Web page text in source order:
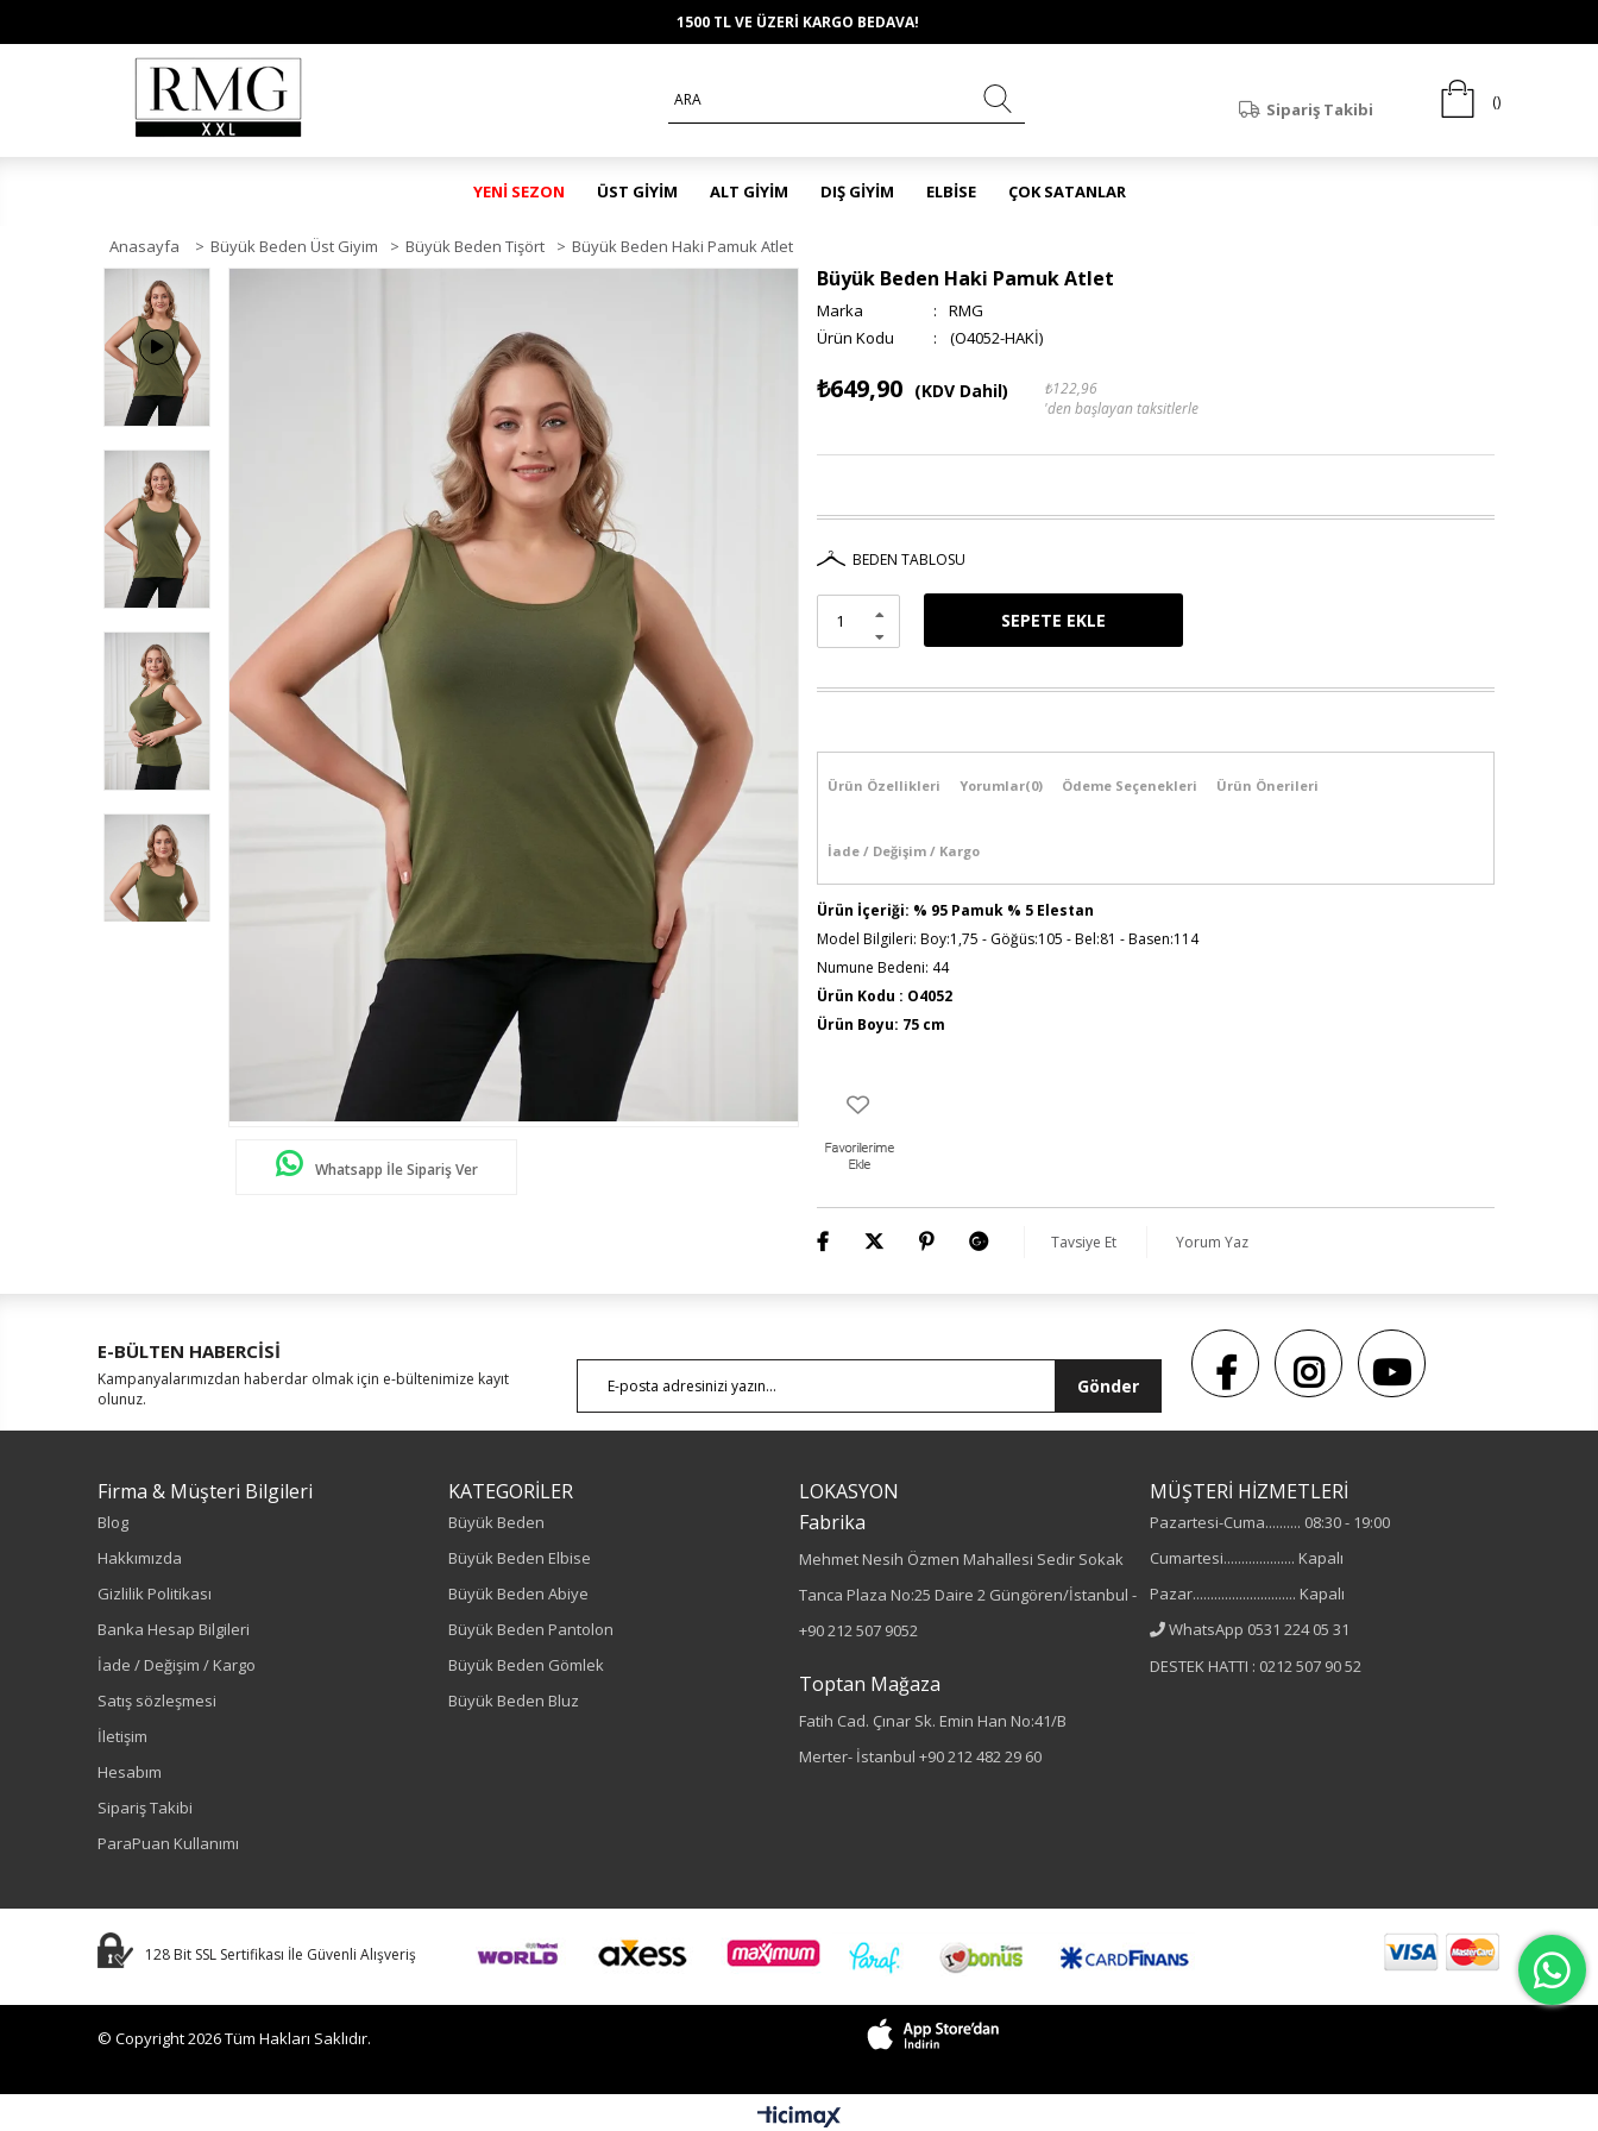
1500 TL VE ÜZERİ KARGO BEDAVA!
Sipariş Takibi
YENİ SEZON ÜST GİYİM ALT GİYİM DIŞ GİYİM ELBİSE ÇOK SATANLAR
Anasayfa > Büyük Beden Üst Giyim > Büyük Beden Tişört > Büyük Beden Haki Pamuk Atlet
Whatsapp İle Sipariş Ver
Büyük Beden Haki Pamuk Atlet
Marka :
RMG
(O4052-HAKİ)
₺649,90 (KDV Dahil)
₺122,96
'den başlayan taksitlerle
BEDEN TABLOSU
Ürün Özellikleri Yorumlar(0) Ödeme Seçenekleri Ürün Önerileri
İade / Değişim / Kargo
Ürün İçeriği: % 95 Pamuk % 5 Elestan
Model Bilgileri: Boy:1,75 - Göğüs:105 - Bel:81 - Basen:114
Numune Bedeni: 44
Ürün Kodu : O4052
Ürün Boyu: 75 cm
Sezon
Tavsiye Et Yorum Yaz
E-BÜLTEN HABERCİSİ
Kampanyalarımızdan haberdar olmak için e-bültenimize kayıt
olunuz.
Gönder
Firma & Müşteri Bilgileri
Blog
Hakkımızda
Gizlilik Politikası
Banka Hesap Bilgileri
İade / Değişim / Kargo
Satış sözleşmesi
İletişim
Hesabım
Sipariş Takibi
ParaPuan Kullanımı
KATEGORİLER
Büyük Beden
Büyük Beden Elbise
Büyük Beden Abiye
Büyük Beden Pantolon
Büyük Beden Gömlek
Büyük Beden Bluz
LOKASYON
Fabrika
Mehmet Nesih Özmen Mahallesi Sedir Sokak
Tanca Plaza No:25 Daire 2 Güngören/İstanbul -
+90 212 507 9052
Toptan Mağaza
Fatih Cad. Çınar Sk. Emin Han No:41/B
Merter- İstanbul +90 212 482 29 60
MÜŞTERİ HİZMETLERİ
Pazartesi-Cuma.......... 08:30 - 19:00
Cumartesi.................... Kapalı
Pazar............................. Kapalı
WhatsApp 0531 224 05 31
DESTEK HATTI : 0212 507 90 52
128 Bit SSL Sertifikası İle Güvenli Alışveriş
© Copyright 2026 Tüm Hakları Saklıdır.